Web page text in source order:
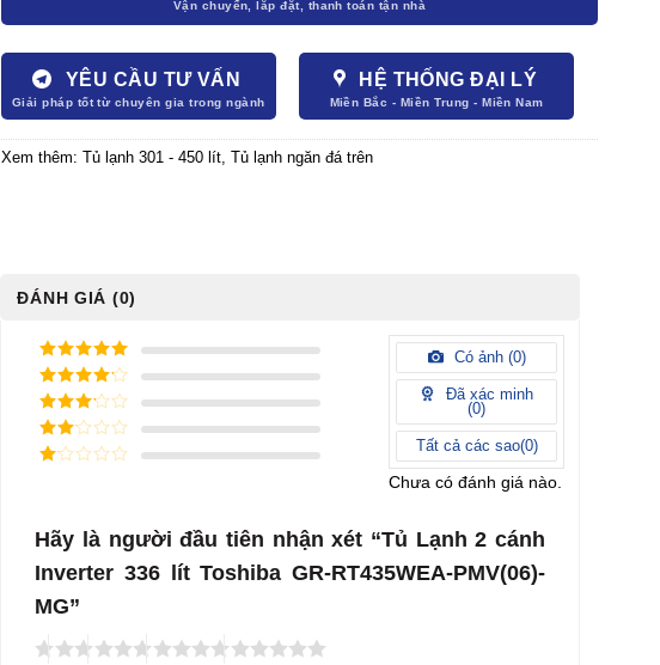
YÊU CẦU TƯ VẤN HỆ THỐNG ĐẠI LÝ
Xem thêm: Tủ lạnh 301 - 450 lít, Tủ lạnh ngăn đá trên
ĐÁNH GIÁ (0)
5/ 5 điểm
4/ 5
điểm
3/ 5
điểm
2/
điểm
Có ảnh (0)
Đã xác minh
(0)
Tất cả các sao(0)
Chưa có đánh giá nào.
Hãy là người đầu tiên nhận xét “Tủ Lạnh 2 cánh
Inverter 336 lít Toshiba GR-RT435WEA-PMV(06)-
MG”